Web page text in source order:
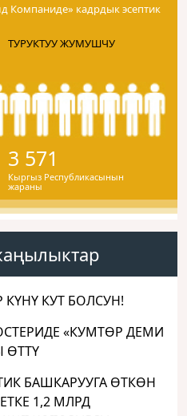
Компаниде» кадрдык эсептик
ТУРУКТУУ ЖУМУШЧУ
3 571
Кыргыз Республикасынын
жараны
КҮНҮ КУТ БОЛСУН!
«КУМТӨР ДЕМИ
ӨТТҮ
БАШКАРУУГА ӨТКӨН
1,2 МЛРД